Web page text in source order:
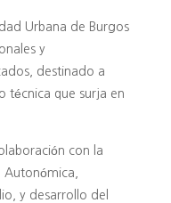
Urbana de Burgos
y
destinado a
técnica que surja en
con la
y desarrollo del